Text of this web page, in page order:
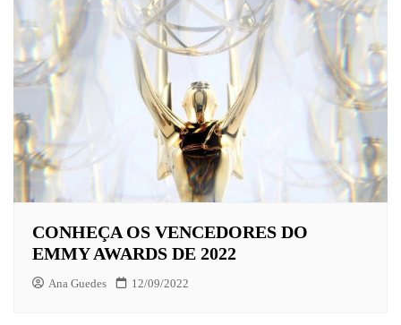
CONHEÇA OS VENCEDORES DO
EMMY AWARDS DE 2022
Ana Guedes 12/09/2022